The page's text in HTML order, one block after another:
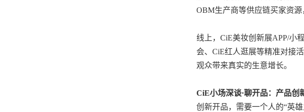
OBM生产商等供应链买家资
线上，CiE美妆创新展APP/小
会、CiE红人逛展等精准对接
观众带来真实的生意增长。
CiE小场深谈·聊开品：产品
创新开品，需要一个人的“英